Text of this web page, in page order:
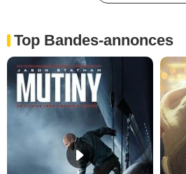
Top Bandes-annonces